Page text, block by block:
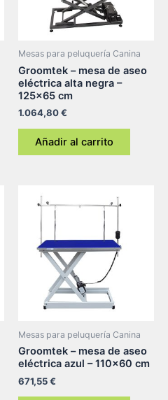
Mesas para peluquería Canina
Groomtek – mesa de aseo
eléctrica alta negra –
125×65 cm
1.064,80€
Añadir al carrito
Mesas para peluquería Canina
Groomtek – mesa de aseo
eléctrica azul – 110×60 cm
671,55€